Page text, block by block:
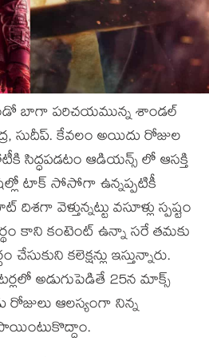
బాగా పరిచయమున్న శాండల్
సుదీప్. కేవలం అయిదు రోజుల
సిద్ధపడటం ఆడియన్స్ లో ఆసక్తి
టాక్ సోసోగా ఉన్నప్పటికీ
వెళ్తున్నట్టు వసూళ్లు స్పష్టం
కాని కంటెంట్ ఉన్నా సరే తమకు
కలెక్షన్లు ఇస్తున్నారు.
అడుగుపెడితే 25న మాక్స్
రోజులు ఆలస్యంగా నిన్న